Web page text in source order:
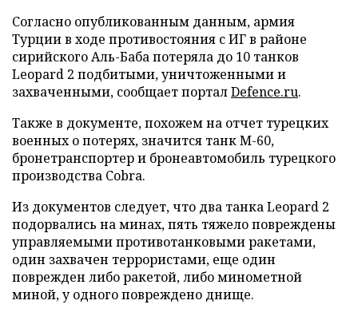
Согласно опубликованным данным, армия
Турции в ходе противостояния с ИГ в районе
сирийского Аль-Баба потеряла до 10 танков
Leopard 2 подбитыми, уничтоженными и
захваченными, сообщает порталDefence.ru.
Также в документе, похожем на отчет турецких
военных о потерях, значится танк М-60,
бронетранспортер и бронеавтомобиль турецкого
производства Cobra.
Из документов следует, что два танка Leopard 2
подорвались на минах, пять тяжело повреждены
управляемыми противотанковыми ракетами,
один захвачен террористами, еще один
поврежден либо ракетой, либо минометной
миной, у одного повреждено днище.